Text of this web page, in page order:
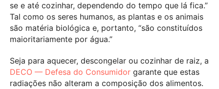
se e até cozinhar, dependendo do tempo que lá fica.”
Tal como os seres humanos, as plantas e os animais
são matéria biológica e, portanto, “são constituídos
maioritariamente por água.”
Seja para aquecer, descongelar ou cozinhar de raiz, a
DECO — Defesa do Consumidor garante que estas
radiações não alteram a composição dos alimentos.